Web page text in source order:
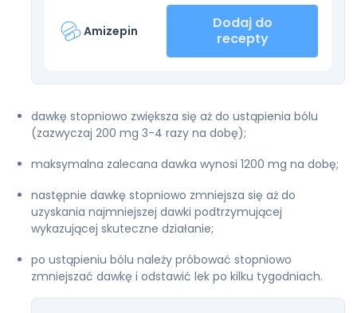
Amizepin
Dodaj do
recepty
dawkę stopniowo zwiększa się aż do ustąpienia bólu
(zazwyczaj 200 mg 3-4 razy na dobę);
maksymalna zalecana dawka wynosi 1200 mg na dobę;
następnie dawkę stopniowo zmniejsza się aż do
uzyskania najmniejszej dawki podtrzymującej
wykazującej skuteczne działanie;
po ustąpieniu bólu należy próbować stopniowo
zmniejszać dawkę i odstawić lek po kilku tygodniach.